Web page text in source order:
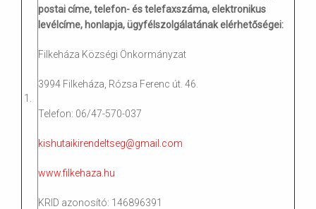
1.
postai címe, telefon- és telefaxszáma, elektronikus
levélcíme, honlapja, ügyfélszolgálatának elérhetőségei:
Filkeháza Községi Önkormányzat
3994 Filkeháza, Rózsa Ferenc út. 46.
Telefon: 06/47-570-037
kishutaikirendeltseg@gmail.com
www.filkehaza.hu
KRID azonosító: 146896391